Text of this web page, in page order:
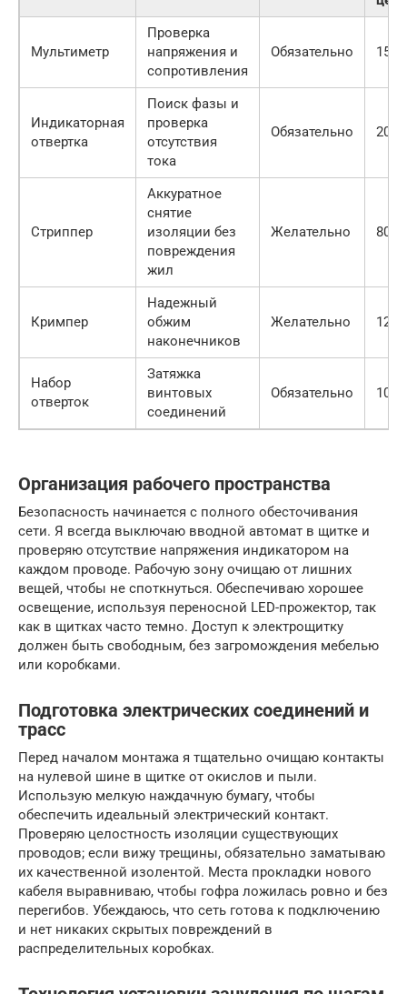
Мультиметр
Проверка
напряжения и
сопротивления
Обязательно
Индикаторная
отвертка
Поиск фазы и
проверка
отсутствия
тока
Обязательно 200
Стриппер
Аккуратное
снятие
изоляции без
повреждения
жил
Желательно 800
Кримпер
Надежный
обжим
наконечников
Желательно
Набор
отверток
Затяжка
винтовых
соединений
Обязательно
Организация рабочего пространства
Безопасность начинается с полного обесточивания
сети. Я всегда выключаю вводной автомат в щитке и
проверяю отсутствие напряжения индикатором на
каждом проводе. Рабочую зону очищаю от лишних
вещей, чтобы не споткнуться. Обеспечиваю хорошее
освещение, используя переносной LED-прожектор, так
как в щитках часто темно. Доступ к электрощитку
должен быть свободным, без загромождения мебелью
или коробками.
Подготовка электрических соединений и
трасс
Перед началом монтажа я тщательно очищаю контакты
на нулевой шине в щитке от окислов и пыли.
Использую мелкую наждачную бумагу, чтобы
обеспечить идеальный электрический контакт.
Проверяю целостность изоляции существующих
проводов; если вижу трещины, обязательно заматываю
их качественной изолентой. Места прокладки нового
кабеля выравниваю, чтобы гофра ложилась ровно и без
перегибов. Убеждаюсь, что сеть готова к подключению
и нет никаких скрытых повреждений в
распределительных коробках.